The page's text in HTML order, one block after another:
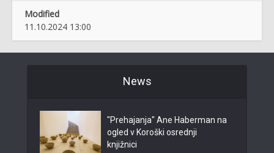
Modified
11.10.2024 13:00
News
"Prehajanja" Ane Haberman na
ogled v Koroški osrednji
knjižnici